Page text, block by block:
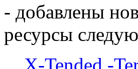
- добавлены
ресурсы
X-Tended -